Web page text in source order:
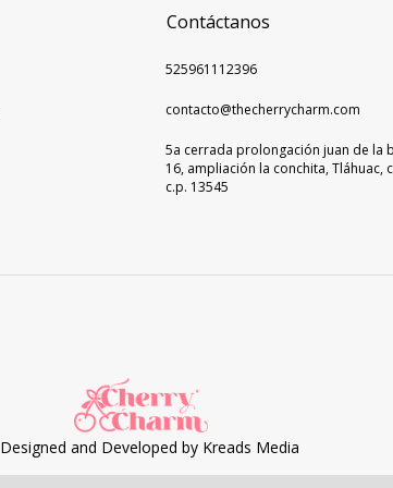
Contáctanos
525961112396
contacto@thecherrycharm.com
5a cerrada prolongación juan de la
16, ampliación la conchita, Tláhuac,
c.p. 13545
Designed and Developed by Kreads Media